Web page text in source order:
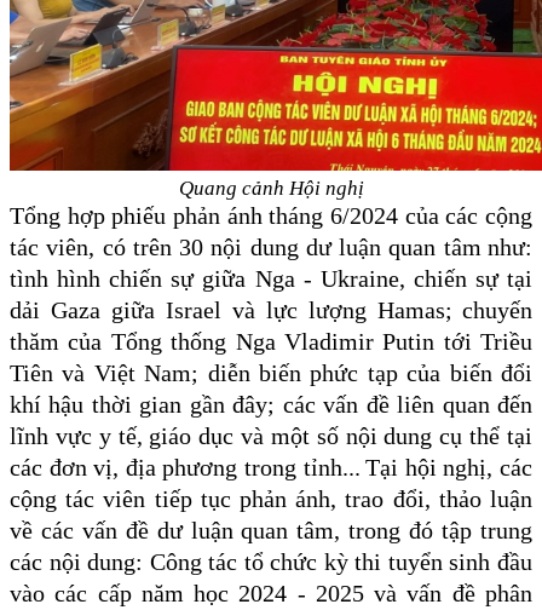
Quang cảnh Hội nghị
Tổng hợp phiếu phản ánh tháng 6/2024 của các cộng
tác viên, có trên 30 nội dung dư luận quan tâm như:
tình hình chiến sự giữa Nga - Ukraine, chiến sự tại
dải Gaza giữa Israel và lực lượng Hamas; chuyến
thăm của Tổng thống Nga Vladimir Putin tới Triều
Tiên và Việt Nam; diễn biến phức tạp của biến đổi
khí hậu thời gian gần đây; các vấn đề liên quan đến
lĩnh vực y tế, giáo dục và một số nội dung cụ thể tại
các đơn vị, địa phương trong tỉnh... Tại hội nghị, các
cộng tác viên tiếp tục phản ánh, trao đổi, thảo luận
về các vấn đề dư luận quan tâm, trong đó tập trung
các nội dung: Công tác tổ chức kỳ thi tuyển sinh đầu
vào các cấp năm học 2024 - 2025 và vấn đề phân